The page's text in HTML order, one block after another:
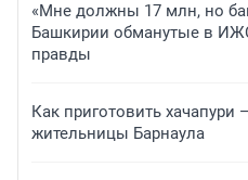
«Мне должны 17 млн, но
Башкирии обманутые в
правды
Как приготовить хачапури
жительницы Барнаула